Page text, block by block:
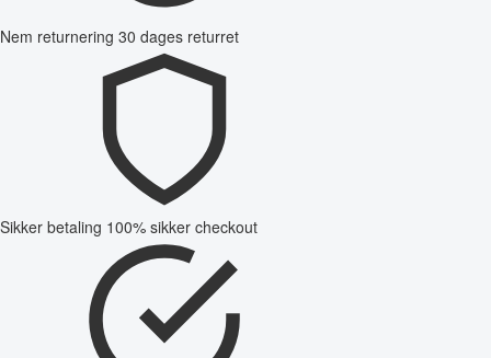
Nem returnering 30 dages returret
Sikker betaling 100% sikker checkout